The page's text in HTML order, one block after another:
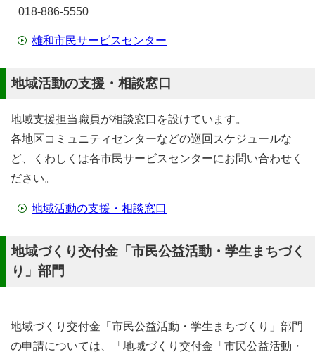
018-886-5550
雄和市民サービスセンター
地域活動の支援・相談窓口
地域支援担当職員が相談窓口を設けています。
各地区コミュニティセンターなどの巡回スケジュールな
ど、くわしくは各市民サービスセンターにお問い合わせく
ださい。
地域活動の支援・相談窓口
地域づくり交付金「市民公益活動・学生まちづく
り」部門
地域づくり交付金「市民公益活動・学生まちづくり」部門
の申請については、「地域づくり交付金「市民公益活動・